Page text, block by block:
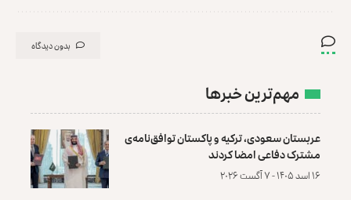
بدون دیدگاه
مهم‌ترین خبرها
عربستان سعودی، ترکیه و پاکستان توافق‌نامه‌ی
مشترک دفاعی امضا کردند
۱۶ اسد ۱۴۰۵ - ۷ آگست ۲۰۲۶